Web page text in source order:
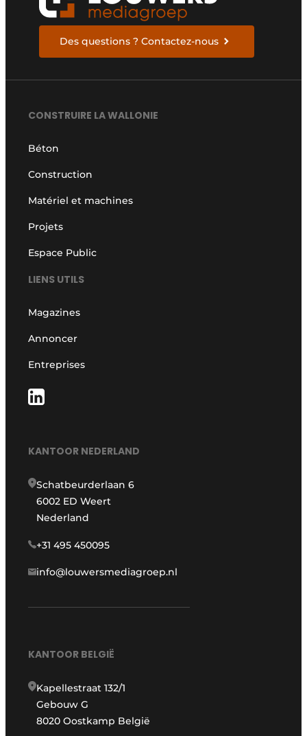
Des questions ? Contactez-nous
CONSTRUIRE LA WALLONIE
Béton
Construction
Matériel et machines
Projets
Espace Public
LIENS UTILS
Magazines
Annoncer
Entreprises
KANTOOR NEDERLAND
Schatbeurderlaan 6
6002 ED Weert
Nederland
+31 495 450095
info@louwersmediagroep.nl
KANTOOR BELGIË
Kapellestraat 132/1
Gebouw G
8020 Oostkamp België